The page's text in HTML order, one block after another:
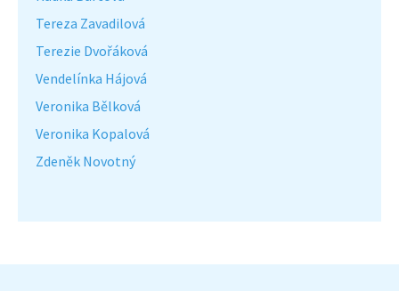
Tereza Zavadilová
Terezie Dvořáková
Vendelínka Hájová
Veronika Bělková
Veronika Kopalová
Zdeněk Novotný